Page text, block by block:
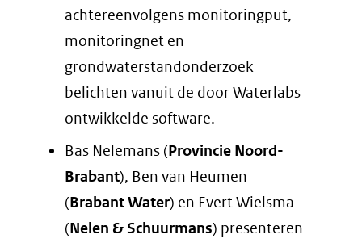
achtereenvolgens monitoringput,
monitoringnet en
grondwaterstandonderzoek
belichten vanuit de door Waterlabs
ontwikkelde software.
Bas Nelemans (Provincie Noord-
Brabant), Ben van Heumen
(Brabant Water) en Evert Wielsma
(Nelen & Schuurmans) presenteren